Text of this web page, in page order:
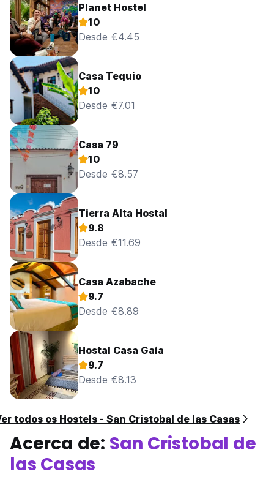
Planet Hostel
10
Desde €4.45
Casa Tequio
10
Desde €7.01
Casa 79
10
Desde €8.57
Tierra Alta Hostal
9.8
Desde €11.69
Casa Azabache
9.7
Desde €8.89
Hostal Casa Gaia
9.7
Desde €8.13
todos os Hostels - San Cristobal de las Casas
Acerca de: San Cristobal de
las Casas